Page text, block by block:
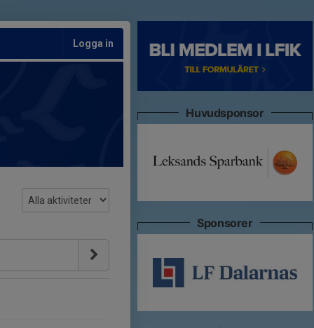
Logga in
Huvudsponsor
Sponsorer